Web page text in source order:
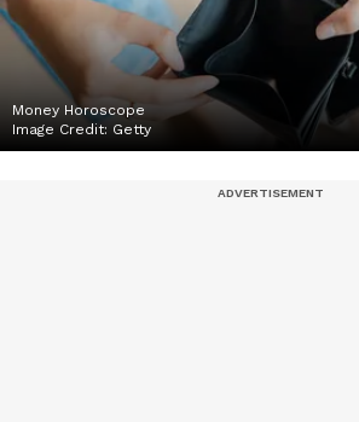
Money Horoscope
Image Credit: Getty